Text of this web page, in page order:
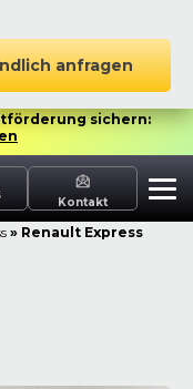
anfragen
sichern:
Kontakt
» Renault Express